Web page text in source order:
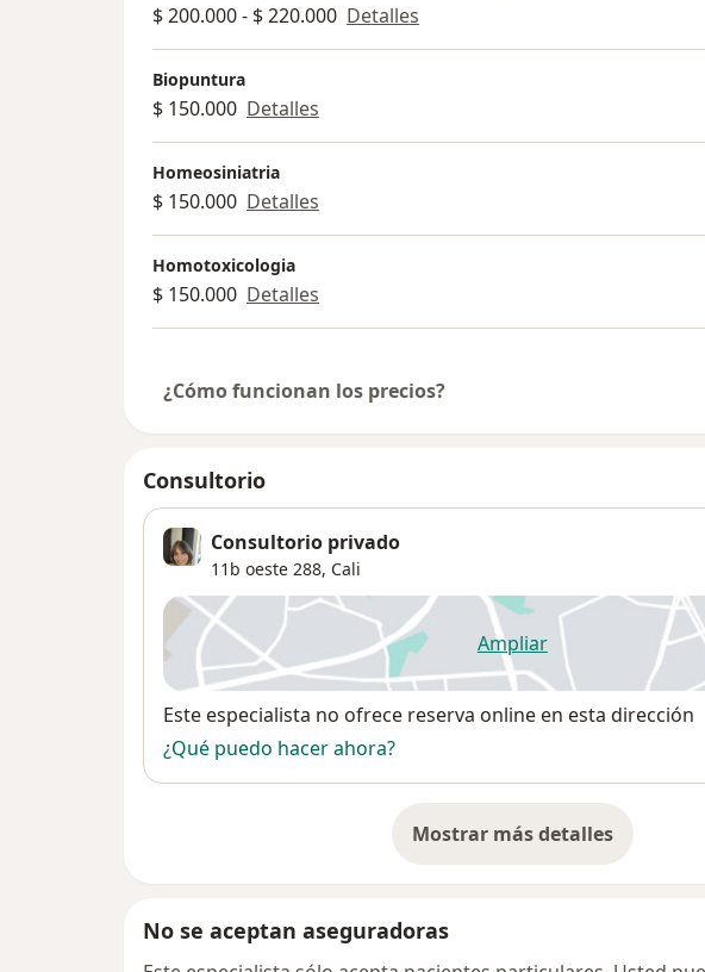
$ 200.000 - $ 220.000 Detalles
Biopuntura
$ 150.000 Detalles
Homeosiniatria
$ 150.000 Detalles
Homotoxicologia
$ 150.000 Detalles
¿Cómo funcionan los precios?
Consultorio
Consultorio privado
11b oeste 288, Cali
Ampliarse abre en una
Disponibilidad
Este especialista no ofrece reserva online en esta dirección
¿Qué puedo hacer ahora?
Mostrar más detalles
sobre la dirección
No se aceptan aseguradoras